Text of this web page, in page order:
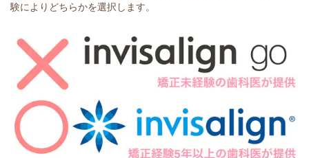
験によりどちらかを選択します。